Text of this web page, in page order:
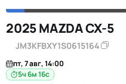
2025 MAZDA CX-5
JM3KFBXY1S0615164
пт, 7 авг, 14:00
5ч 6м 16с